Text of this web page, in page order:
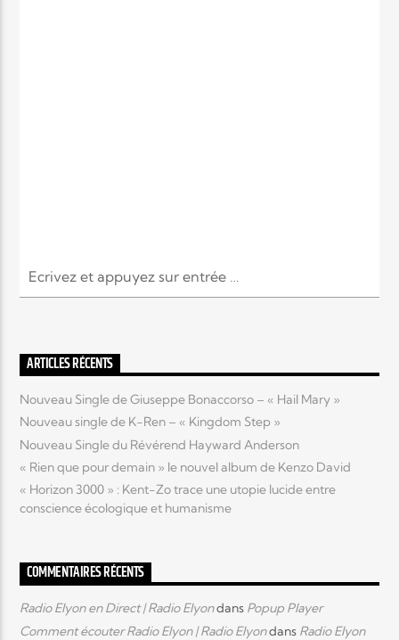
ARTICLES RÉCENTS
Nouveau Single de Giuseppe Bonaccorso – « Hail Mary »
Nouveau single de K-Ren – « Kingdom Step »
Nouveau Single du Révérend Hayward Anderson
« Rien que pour demain » le nouvel album de Kenzo David
« Horizon 3000 » : Kent-Zo trace une utopie lucide entre
conscience écologique et humanisme
COMMENTAIRES RÉCENTS
Radio Elyon en Direct | Radio Elyondans Popup Player
Comment écouter Radio Elyon | Radio Elyondans Radio Elyon